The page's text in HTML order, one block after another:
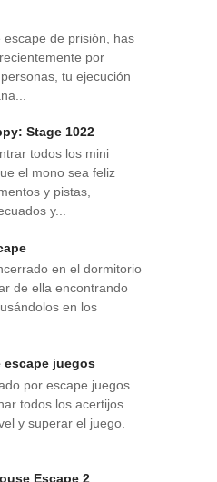
escape de prisión, has
por
tu ejecución
Stage 1022
todos los mini
el mono sea feliz
y pistas,
y...
en el dormitorio
de ella encontrando
en los
escape juegos
por escape juegos .
todos los acertijos
y superar el juego.
Escape 2